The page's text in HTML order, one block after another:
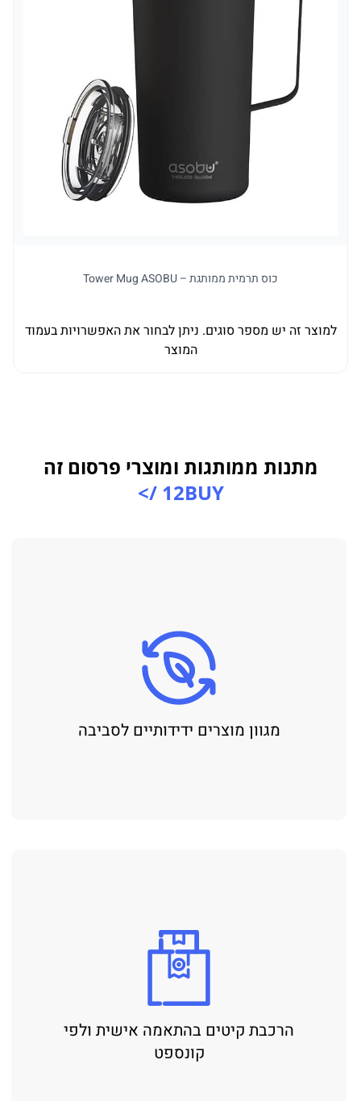
כוס תרמית ממותגת – Tower Mug ASOBU
למוצר זה יש מספר סוגים. ניתן לבחור את האפשרויות בעמוד
המוצר
מתנות ממותגות ומוצרי פרסום זה
12BUY />
מגוון מוצרים ידידותיים לסביבה
הרכבת קיטים בהתאמה אישית ולפי
קונספט